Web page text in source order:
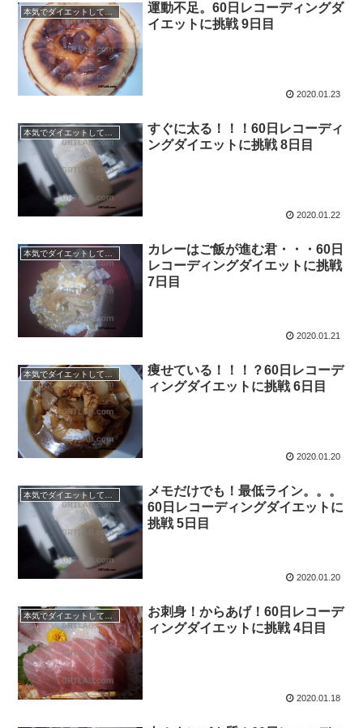
本気でダイエットしてみる60日間！
運動不足。60日レコーディングダ
イエットに挑戦 9日目
2020.01.23
すぐに太る！！！60日レコーディ
ングダイエットに挑戦 8日目
2020.01.22
カレーはご飯が進む君・・・60日
レコーディングダイエットに挑戦
7日目
2020.01.21
本気でダイエットしてみる60日間！
痩せている！！！？60日レコーデ
ィングダイエットに挑戦 6日目
2020.01.20
メモだけでも！最低ライン。。。
60日レコーディングダイエットに
挑戦 5日目
2020.01.20
本気でダイエットしてみる60日間！
お刺身！からあげ！60日レコーデ
ィングダイエットに挑戦 4日目
2020.01.18